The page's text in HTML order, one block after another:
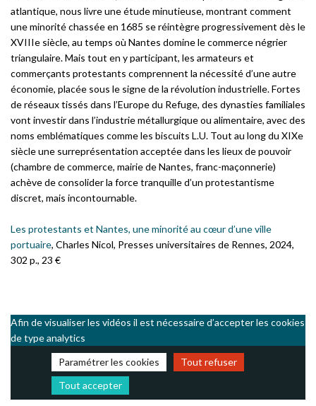
atlantique, nous livre une étude minutieuse, montrant comment
une minorité chassée en 1685 se réintègre progressivement dès le
XVIIIe siècle, au temps où Nantes domine le commerce négrier
triangulaire. Mais tout en y participant, les armateurs et
commerçants protestants comprennent la nécessité d’une autre
économie, placée sous le signe de la révolution industrielle. Fortes
de réseaux tissés dans l’Europe du Refuge, des dynasties familiales
vont investir dans l’industrie métallurgique ou alimentaire, avec des
noms emblématiques comme les biscuits L.U. Tout au long du XIXe
siècle une surreprésentation acceptée dans les lieux de pouvoir
(chambre de commerce, mairie de Nantes, franc-maçonnerie)
achève de consolider la force tranquille d’un protestantisme
discret, mais incontournable.
Les protestants et Nantes, une minorité au cœur d’une ville
portuaire, Charles Nicol, Presses universitaires de Rennes, 2024,
302 p., 23 €
Afin de visualiser les vidéos il est nécessaire d’accepter les cookies
de type analytics
Paramétrer les cookies
Tout refuser
Tout accepter